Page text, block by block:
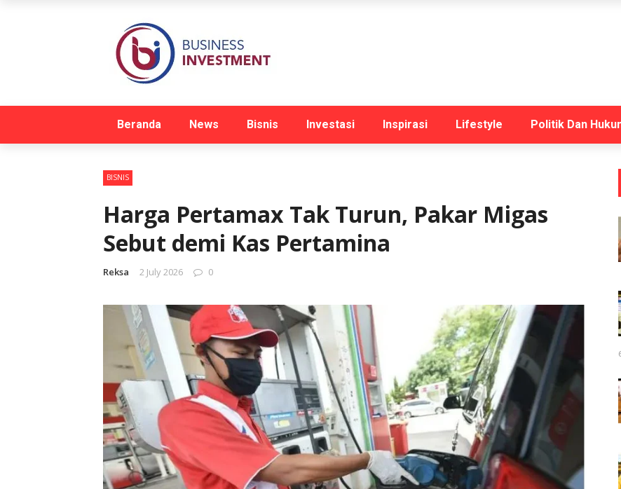
Beranda News Bisnis Investasi Inspirasi Lifestyle Politik Dan
BISNIS
Harga Pertamax Tak Turun, Pakar Migas
Sebut demi Kas Pertamina
Reksa 2 July 2026 0